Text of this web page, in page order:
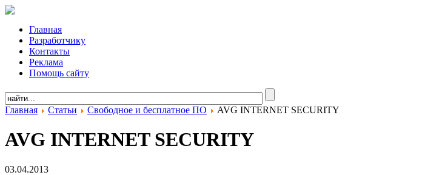
Главная
Разработчику
Контакты
Реклама
Помощь сайту
Главная Статьи Свободное и бесплатное ПО AVG INTERNET SECURITY
AVG INTERNET SECURITY
03.04.2013